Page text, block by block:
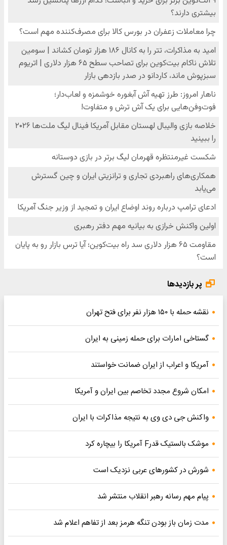
پر بازدیدها
نقشه حمله با ۱۵۰ هزار نفر برای فتح تهران
گستاخی امارات برای حمله زمینی به ایران
آمریکا و اعراب از ایران ضمانت خواستند
امکان شروع مجدد تخاصم‌ بین ایران و آمریکا
واکنش جی دی وی به نتیجه مذاکرات با ایران
موشک بالستیک قدرF آمریکا را بیچاره کرد
شورش در کشورهای عربی نزدیک است
پیام مهم رسانه رهبر انقلاب منتشر شد
مدت زمان باز بودن تنگه هرمز بعد از تفاهم اعلام شد